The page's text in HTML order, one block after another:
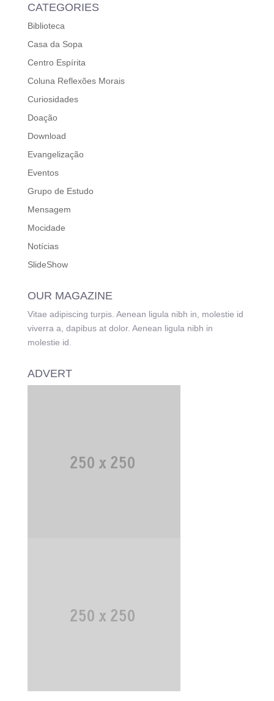
CATEGORIES
Biblioteca
Casa da Sopa
Centro Espírita
Coluna Reflexões Morais
Curiosidades
Doação
Download
Evangelização
Eventos
Grupo de Estudo
Mensagem
Mocidade
Notícias
SlideShow
OUR MAGAZINE
Vitae adipiscing turpis. Aenean ligula nibh in, molestie id
viverra a, dapibus at dolor. Aenean ligula nibh in
molestie id.
ADVERT